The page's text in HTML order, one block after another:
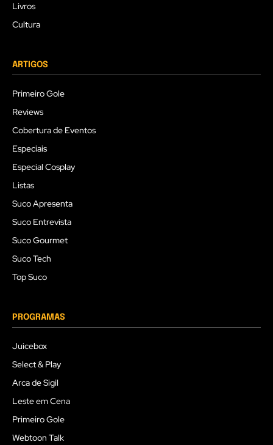
Livros
Cultura
ARTIGOS
Primeiro Gole
Reviews
Cobertura de Eventos
Especiais
Especial Cosplay
Listas
Suco Apresenta
Suco Entrevista
Suco Gourmet
Suco Tech
Top Suco
PROGRAMAS
Juicebox
Select & Play
Arca de Sigil
Leste em Cena
Primeiro Gole
Webtoon Talk